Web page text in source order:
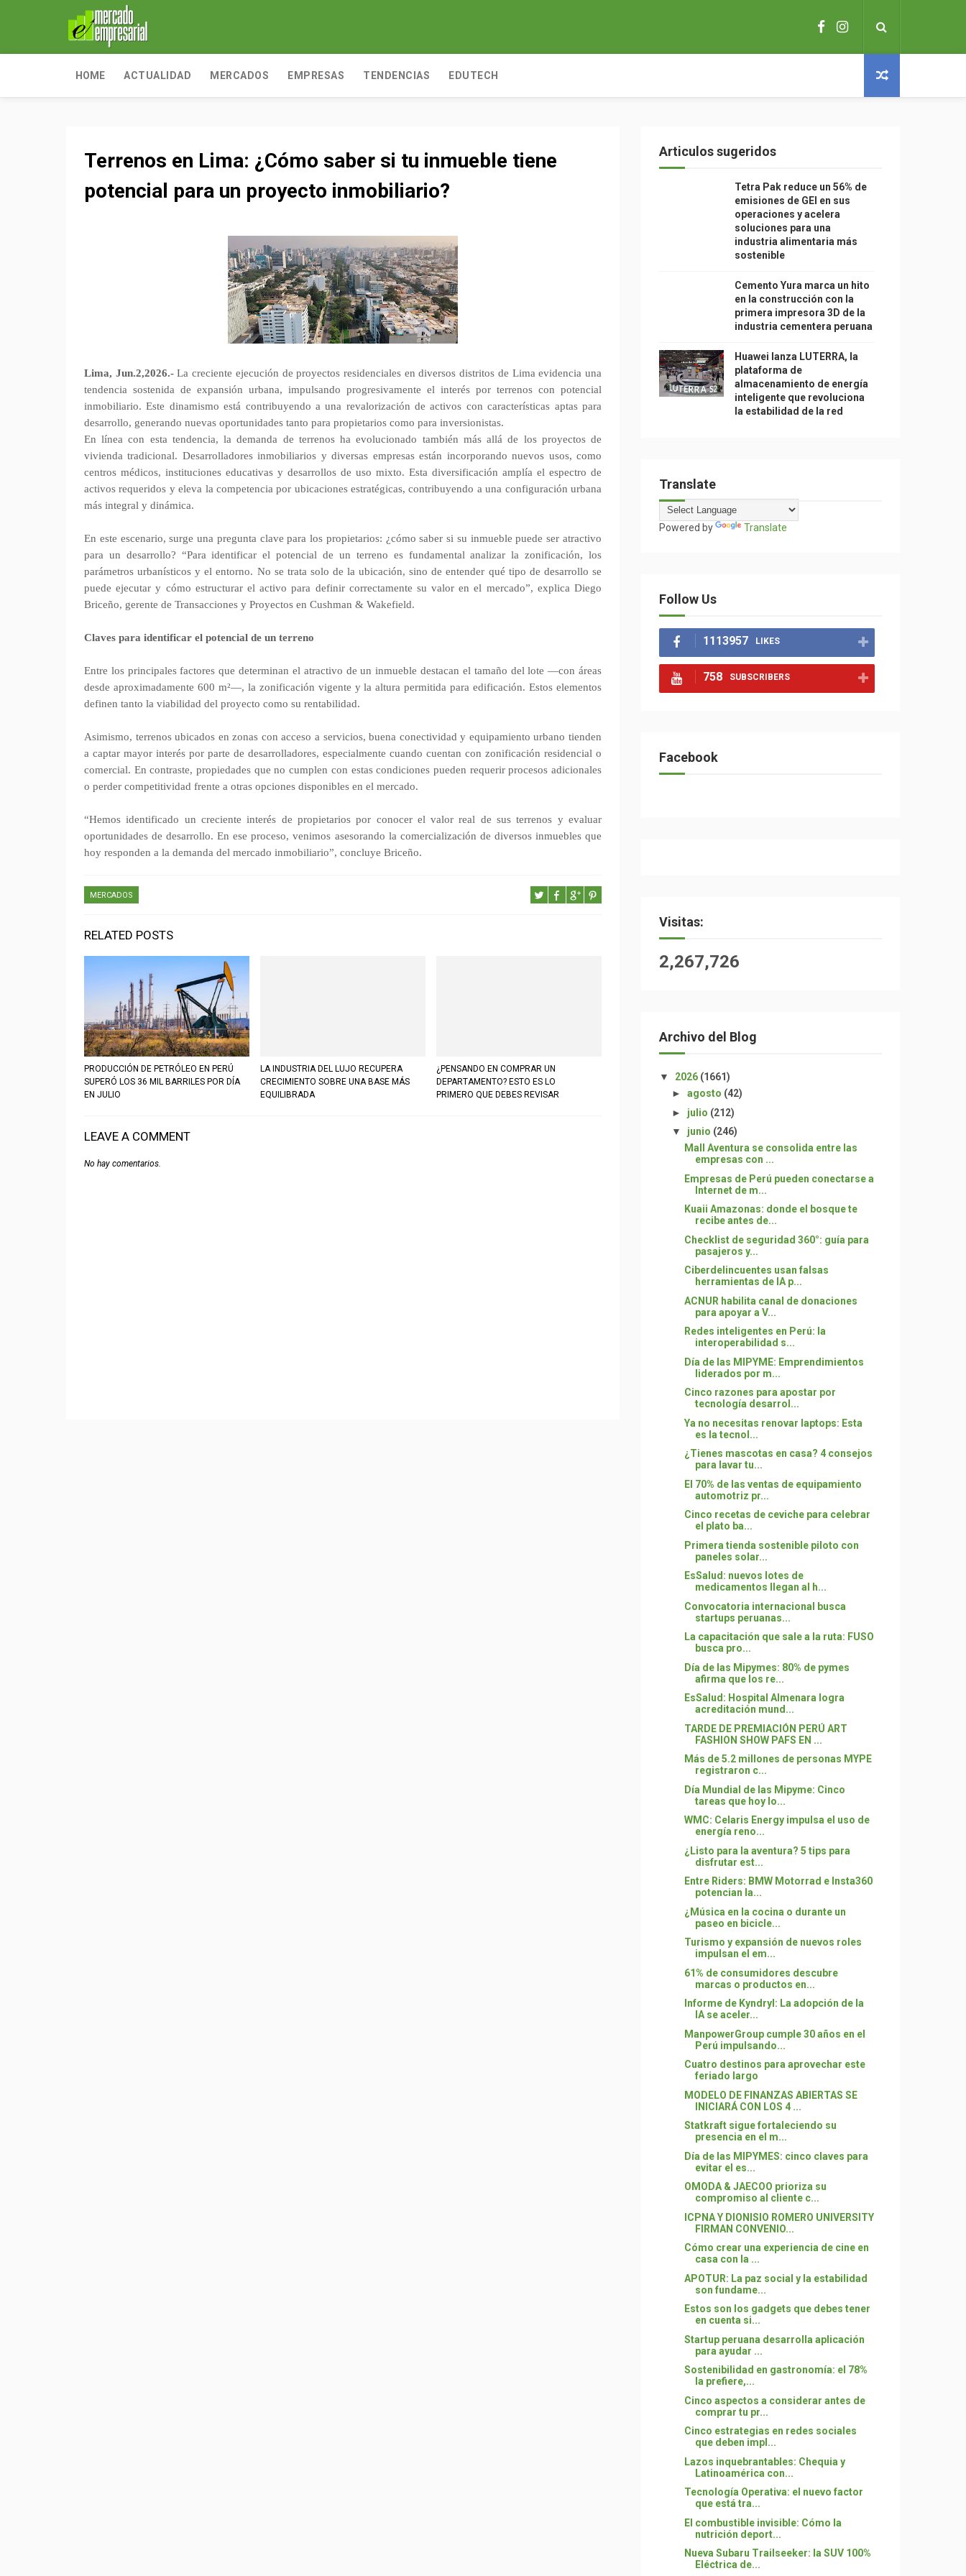
HOME ACTUALIDAD MERCADOS EMPRESAS TENDENCIAS EDUTECH
Terrenos en Lima: ¿Cómo saber si tu inmueble tiene
potencial para un proyecto inmobiliario?
Lima, Jun.2,2026.-La creciente ejecución de proyectos residenciales en diversos distritos de Lima evidencia una
tendencia sostenida de expansión urbana, impulsando progresivamente el interés por terrenos con potencial
inmobiliario. Este dinamismo está contribuyendo a una revalorización de activos con características aptas para
desarrollo, generando nuevas oportunidades tanto para propietarios como para inversionistas.
En línea con esta tendencia, la demanda de terrenos ha evolucionado también más allá de los proyectos de
vivienda tradicional. Desarrolladores inmobiliarios y diversas empresas están incorporando nuevos usos, como
centros médicos, instituciones educativas y desarrollos de uso mixto. Esta diversificación amplía el espectro de
activos requeridos y eleva la competencia por ubicaciones estratégicas, contribuyendo a una configuración urbana
más integral y dinámica.
En este escenario, surge una pregunta clave para los propietarios: ¿cómo saber si su inmueble puede ser atractivo
para un desarrollo? “Para identificar el potencial de un terreno es fundamental analizar la zonificación, los
parámetros urbanísticos y el entorno. No se trata solo de la ubicación, sino de entender qué tipo de desarrollo se
puede ejecutar y cómo estructurar el activo para definir correctamente su valor en el mercado”, explica Diego
Briceño, gerente de Transacciones y Proyectos en Cushman & Wakefield.
Claves para identificar el potencial de un terreno
Entre los principales factores que determinan el atractivo de un inmueble destacan el tamaño del lote —con áreas
desde aproximadamente 600 m²—, la zonificación vigente y la altura permitida para edificación. Estos elementos
definen tanto la viabilidad del proyecto como su rentabilidad.
Asimismo, terrenos ubicados en zonas con acceso a servicios, buena conectividad y equipamiento urbano tienden
a captar mayor interés por parte de desarrolladores, especialmente cuando cuentan con zonificación residencial o
comercial. En contraste, propiedades que no cumplen con estas condiciones pueden requerir procesos adicionales
o perder competitividad frente a otras opciones disponibles en el mercado.
“Hemos identificado un creciente interés de propietarios por conocer el valor real de sus terrenos y evaluar
oportunidades de desarrollo. En ese proceso, venimos asesorando la comercialización de diversos inmuebles que
hoy responden a la demanda del mercado inmobiliario”, concluye Briceño.
MERCADOS
RELATED POSTS
PRODUCCIÓN DE PETRÓLEO EN PERÚ
SUPERÓ LOS 36 MIL BARRILES POR DÍA
EN JULIO
LA INDUSTRIA DEL LUJO RECUPERA
CRECIMIENTO SOBRE UNA BASE MÁS
EQUILIBRADA
¿PENSANDO EN COMPRAR UN
DEPARTAMENTO? ESTO ES LO
PRIMERO QUE DEBES REVISAR
LEAVE A COMMENT
No hay comentarios.
Articulos sugeridos
Tetra Pak reduce un 56% de
emisiones de GEI en sus
operaciones y acelera
soluciones para una
industria alimentaria más
sostenible
Cemento Yura marca un hito
en la construcción con la
primera impresora 3D de la
industria cementera peruana
Huawei lanza LUTERRA, la
plataforma de
almacenamiento de energía
inteligente que revoluciona
la estabilidad de la red
Translate
Powered by Translate
Follow Us
1113957 LIKES
758 SUBSCRIBERS
Facebook
Visitas:
2,267,726
Archivo del Blog
▼ 2026 (1661)
► agosto (42)
► julio (212)
▼ junio (246)
Mall Aventura se consolida entre las
empresas con ...
Empresas de Perú pueden conectarse a
Internet de m...
Kuaii Amazonas: donde el bosque te
recibe antes de...
Checklist de seguridad 360°: guía para
pasajeros y...
Ciberdelincuentes usan falsas
herramientas de IA p...
ACNUR habilita canal de donaciones
para apoyar a V...
Redes inteligentes en Perú: la
interoperabilidad s...
Día de las MIPYME: Emprendimientos
liderados por m...
Cinco razones para apostar por
tecnología desarrol...
Ya no necesitas renovar laptops: Esta
es la tecnol...
¿Tienes mascotas en casa? 4 consejos
para lavar tu...
El 70% de las ventas de equipamiento
automotriz pr...
Cinco recetas de ceviche para celebrar
el plato ba...
Primera tienda sostenible piloto con
paneles solar...
EsSalud: nuevos lotes de
medicamentos llegan al h...
Convocatoria internacional busca
startups peruanas...
La capacitación que sale a la ruta: FUSO
busca pro...
Día de las Mipymes: 80% de pymes
afirma que los re...
EsSalud: Hospital Almenara logra
acreditación mund...
TARDE DE PREMIACIÓN PERÚ ART
FASHION SHOW PAFS EN ...
Más de 5.2 millones de personas MYPE
registraron c...
Día Mundial de las Mipyme: Cinco
tareas que hoy lo...
WMC: Celaris Energy impulsa el uso de
energía reno...
¿Listo para la aventura? 5 tips para
disfrutar est...
Entre Riders: BMW Motorrad e Insta360
potencian la...
¿Música en la cocina o durante un
paseo en bicicle...
Turismo y expansión de nuevos roles
impulsan el em...
61% de consumidores descubre
marcas o productos en...
Informe de Kyndryl: La adopción de la
IA se aceler...
ManpowerGroup cumple 30 años en el
Perú impulsando...
Cuatro destinos para aprovechar este
feriado largo
MODELO DE FINANZAS ABIERTAS SE
INICIARÁ CON LOS 4 ...
Statkraft sigue fortaleciendo su
presencia en el m...
Día de las MIPYMES: cinco claves para
evitar el es...
OMODA & JAECOO prioriza su
compromiso al cliente c...
ICPNA Y DIONISIO ROMERO UNIVERSITY
FIRMAN CONVENIO...
Cómo crear una experiencia de cine en
casa con la ...
APOTUR: La paz social y la estabilidad
son fundame...
Estos son los gadgets que debes tener
en cuenta si...
Startup peruana desarrolla aplicación
para ayudar ...
Sostenibilidad en gastronomía: el 78%
la prefiere,...
Cinco aspectos a considerar antes de
comprar tu pr...
Cinco estrategias en redes sociales
que deben impl...
Lazos inquebrantables: Chequia y
Latinoamérica con...
Tecnología Operativa: el nuevo factor
que está tra...
El combustible invisible: Cómo la
nutrición deport...
Nueva Subaru Trailseeker: la SUV 100%
Eléctrica de...